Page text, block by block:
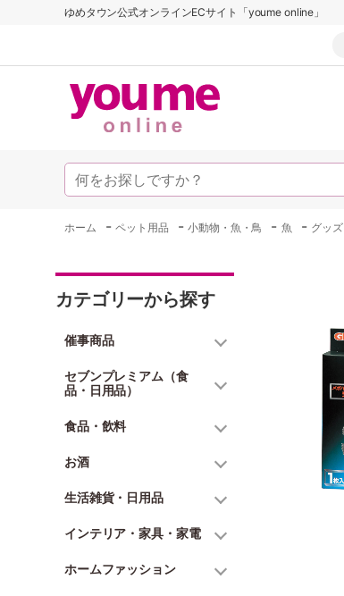
ゆめタウン公式オンラインECサイト「youme online」
ホーム -ペット用品 -小動物・魚・鳥 - 魚 - グッズ
カテゴリーから探す
催事商品
セブンプレミアム（食
品・日用品）
食品・飲料
お酒
生活雑貨・日用品
インテリア・家具・家電
ホームファッション